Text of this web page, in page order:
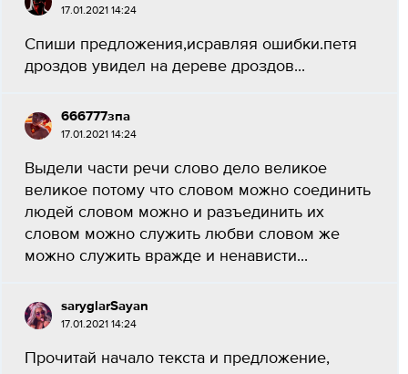
17.01.2021 14:24
Спиши предложения,исравляя ошибки.петя
дроздов увидел на дереве дроздов...
666777зпа
17.01.2021 14:24
Выдели части речи слово дело великое
великое потому что словом можно соединить
людей словом можно и разъединить их
словом можно служить любви словом же
можно служить вражде и ненависти...
saryglarSayan
17.01.2021 14:24
Прочитай начало текста и предложение,